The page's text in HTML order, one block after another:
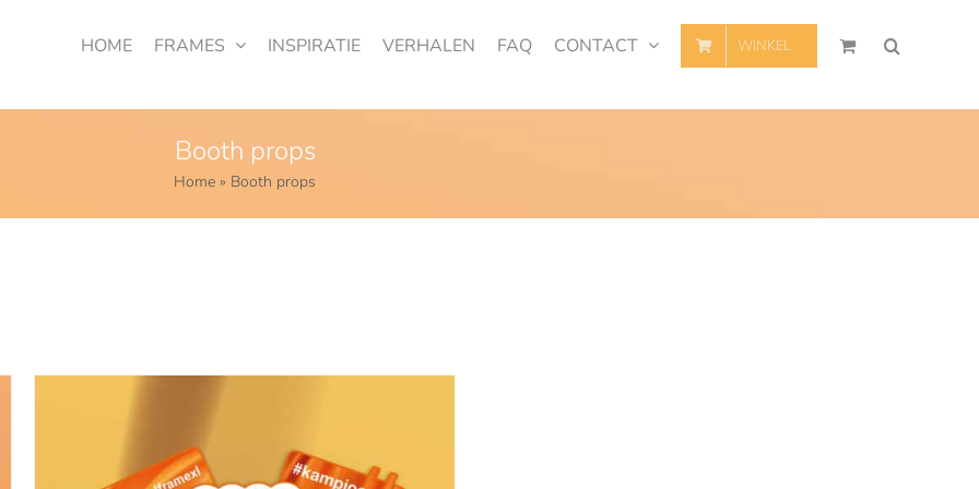
HOME FRAMES INSPIRATIE VERHALEN FAQ CONTACT WINKEL
Booth props
Home » Booth props